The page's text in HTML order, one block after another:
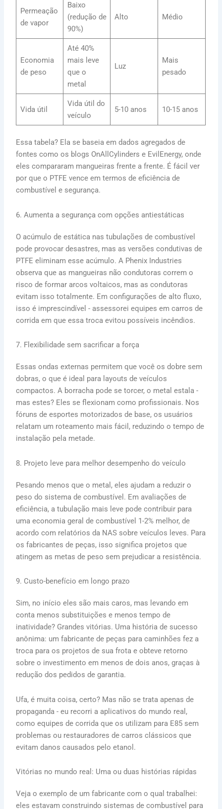
Permeação
de vapor
Baixo
(redução de
90%)
Alto Médio
Economia
de peso
Até 40%
mais leve
que o
metal
Luz
Mais
pesado
Vida útil
Vida útil do
veículo
5-10 anos 10-15 anos
Essa tabela? Ela se baseia em dados agregados de
fontes como os blogs OnAllCylinders e EvilEnergy, onde
eles compararam mangueiras frente a frente. É fácil ver
por que o PTFE vence em termos de eficiência de
combustível e segurança.
6. Aumenta a segurança com opções antiestáticas
O acúmulo de estática nas tubulações de combustível
pode provocar desastres, mas as versões condutivas de
PTFE eliminam esse acúmulo. A Phenix Industries
observa que as mangueiras não condutoras correm o
risco de formar arcos voltaicos, mas as condutoras
evitam isso totalmente. Em configurações de alto fluxo,
isso é imprescindível - assessorei equipes em carros de
corrida em que essa troca evitou possíveis incêndios.
7. Flexibilidade sem sacrificar a força
Essas ondas externas permitem que você os dobre sem
dobras, o que é ideal para layouts de veículos
compactos. A borracha pode se torcer, o metal estala -
mas estes? Eles se flexionam como profissionais. Nos
fóruns de esportes motorizados de base, os usuários
relatam um roteamento mais fácil, reduzindo o tempo de
instalação pela metade.
8. Projeto leve para melhor desempenho do veículo
Pesando menos que o metal, eles ajudam a reduzir o
peso do sistema de combustível. Em avaliações de
eficiência, a tubulação mais leve pode contribuir para
uma economia geral de combustível 1-2% melhor, de
acordo com relatórios da NAS sobre veículos leves. Para
os fabricantes de peças, isso significa projetos que
atingem as metas de peso sem prejudicar a resistência.
9. Custo-benefício em longo prazo
Sim, no início eles são mais caros, mas levando em
conta menos substituições e menos tempo de
inatividade? Grandes vitórias. Uma história de sucesso
anônima: um fabricante de peças para caminhões fez a
troca para os projetos de sua frota e obteve retorno
sobre o investimento em menos de dois anos, graças à
redução dos pedidos de garantia.
Ufa, é muita coisa, certo? Mas não se trata apenas de
propaganda - eu recorri a aplicativos do mundo real,
como equipes de corrida que os utilizam para E85 sem
problemas ou restauradores de carros clássicos que
evitam danos causados pelo etanol.
Vitórias no mundo real: Uma ou duas histórias rápidas
Veja o exemplo de um fabricante com o qual trabalhei:
eles estavam construindo sistemas de combustível para